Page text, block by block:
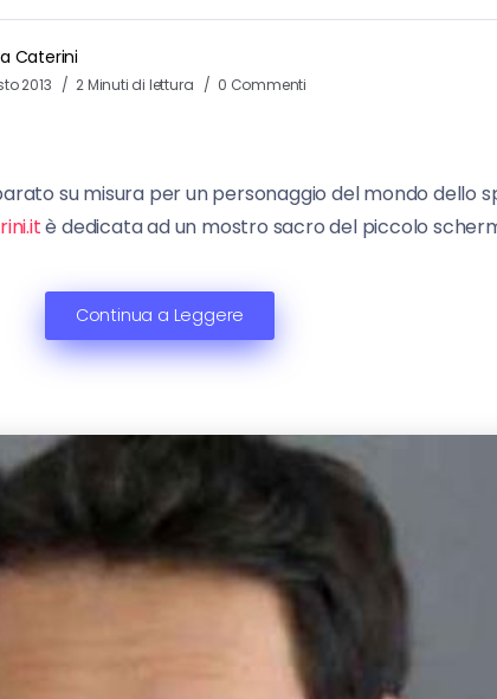
Caterini
2013 2 Minuti di lettura 0 Commenti
su misura per un personaggio del mondo dello
è dedicata ad un mostro sacro del piccolo
Continua a Leggere